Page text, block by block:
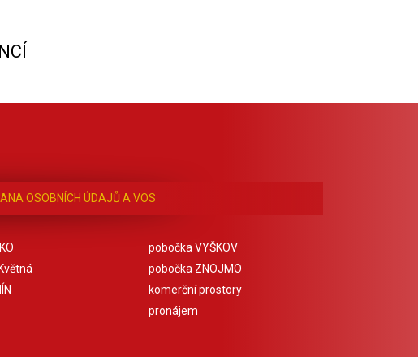
OSOBNÍCH ÚDAJŮ A VOS
pobočka VYŠKOV
pobočka ZNOJMO
komerční prostory
pronájem